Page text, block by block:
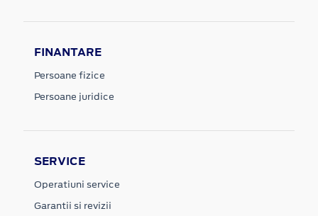
FINANTARE
Persoane fizice
Persoane juridice
SERVICE
Operatiuni service
Garantii si revizii